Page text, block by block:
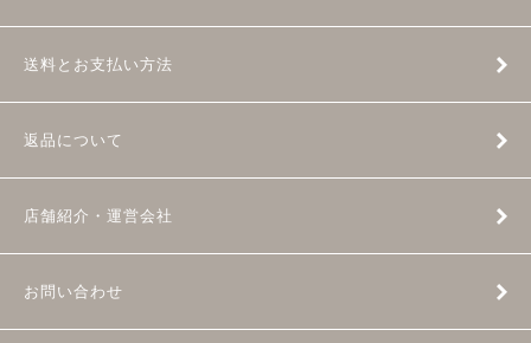
送料とお支払い方法
返品について
店舗紹介・運営会社
お問い合わせ